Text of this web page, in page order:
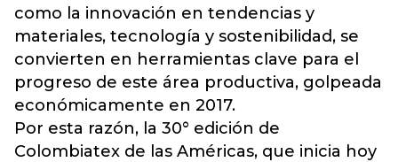
como la innovación en tendencias y
materiales, tecnología y sostenibilidad, se
convierten en herramientas clave para el
progreso de este área productiva, golpeada
económicamente en 2017.
Por esta razón, la 30° edición de
Colombiatex de las Américas, que inicia hoy